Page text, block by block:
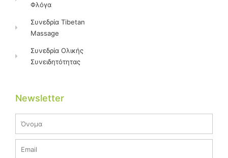
Φλόγα
Συνεδρία Tibetan
Massage
Συνεδρία Ολικής
Συνειδητότητας
Newsletter